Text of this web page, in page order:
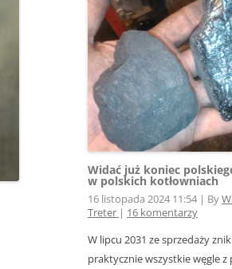
PROBLEMY WE WSPÓŁPRACY
FOTOWOLTAIKI Z SIECIĄ
PRĄD STAŁY W FOTOWOLTAICE –
SZCZEGÓŁ W KTÓRYM TKWI
NOWE ZASADY ROZLICZENIA
FOTOWOLTAIKI – JAK ŻYĆ?
OD GÓRY – PYTANIA
– UNIKAJ GO JAK
Widać już koniec
w polskich kotłowniach
16 listopada 2024 11:54 | By
Treter | 16 komentarzy
W lipcu 2031 ze sprzedaży
praktycznie wszystkie węgle z